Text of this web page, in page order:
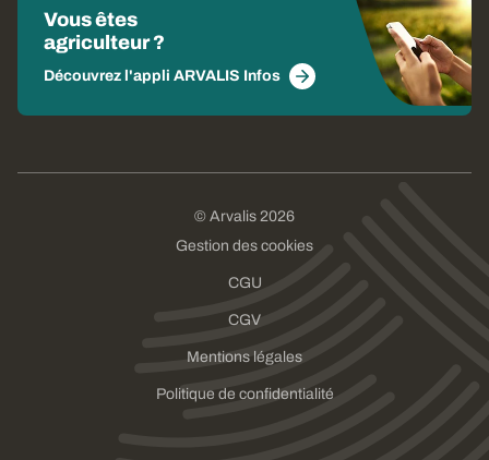
Vous êtes
agriculteur ?
Découvrez l'appli ARVALIS Infos
© Arvalis 2026
Gestion des cookies
CGU
CGV
Mentions légales
Politique de confidentialité